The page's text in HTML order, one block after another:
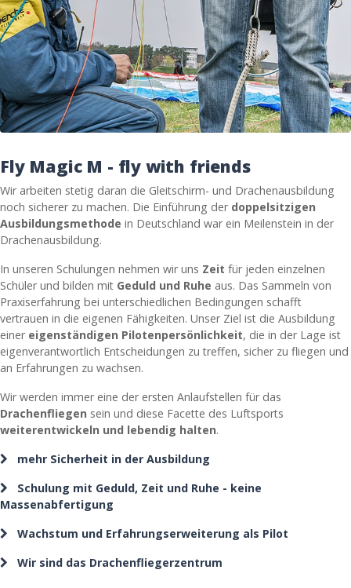
Fly Magic M - fly with friends
Wir arbeiten stetig daran die Gleitschirm- und Drachenausbildung
noch sicherer zu machen. Die Einführung der doppelsitzigen
Ausbildungsmethode in Deutschland war ein Meilenstein in der
Drachenausbildung.
In unseren Schulungen nehmen wir uns Zeit für jeden einzelnen
Schüler und bilden mit Geduld und Ruhe aus. Das Sammeln von
Praxiserfahrung bei unterschiedlichen Bedingungen schafft
vertrauen in die eigenen Fähigkeiten. Unser Ziel ist die Ausbildung
einer eigenständigen Pilotenpersönlichkeit, die in der Lage ist
eigenverantwortlich Entscheidungen zu treffen, sicher zu fliegen und
an Erfahrungen zu wachsen.
Wir werden immer eine der ersten Anlaufstellen für das
Drachenfliegen sein und diese Facette des Luftsports
weiterentwickeln und lebendig halten.
mehr Sicherheit in der Ausbildung
Schulung mit Geduld, Zeit und Ruhe - keine
Massenabfertigung
Wachstum und Erfahrungserweiterung als Pilot
Wir sind das Drachenfliegerzentrum